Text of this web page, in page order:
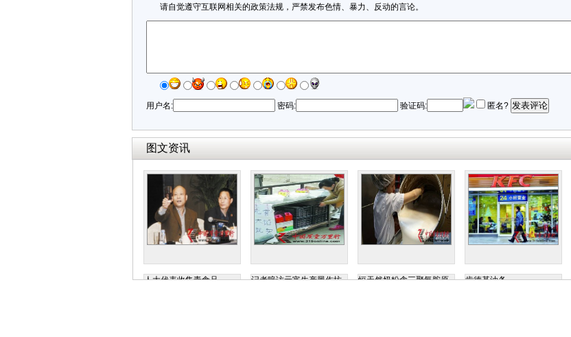
请自觉遵守互联网相关的政策法规，严禁发布色情、暴力、反动的言论。
用户名: 密码: 验证码: 匿名? 发表评论
图文资讯
人大代表收集毒食品 记者暗访元宵生产黑作坊
恒天然奶粉含三聚氰胺原
肯德基油条